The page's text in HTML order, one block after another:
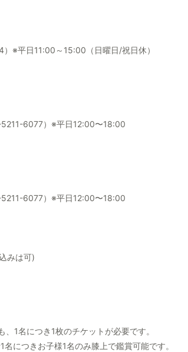
※平日11:00～15:00（日曜日/祝日休）
6077）※平日12:00〜18:00
6077）※平日12:00〜18:00
みは可)
1名につき1枚のチケットが必要です。
につきお子様1名のみ膝上で鑑賞可能です。